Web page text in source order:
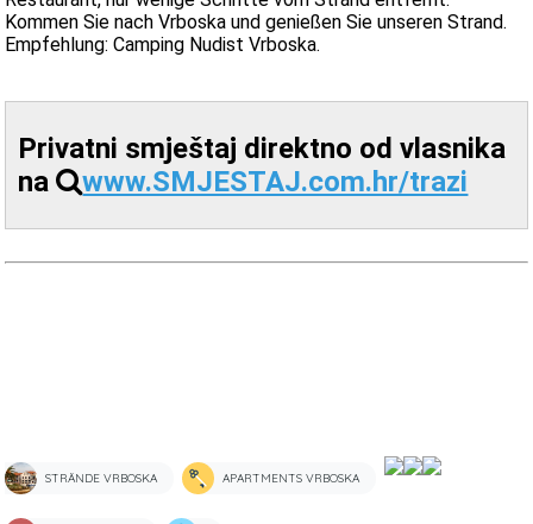
Kommen Sie nach Vrboska und genießen Sie unseren Strand.
Empfehlung: Camping Nudist Vrboska.
Privatni smještaj direktno od vlasnika
na
www.SMJESTAJ.com.hr/trazi
STRÄNDE VRBOSKA APARTMENTS VRBOSKA